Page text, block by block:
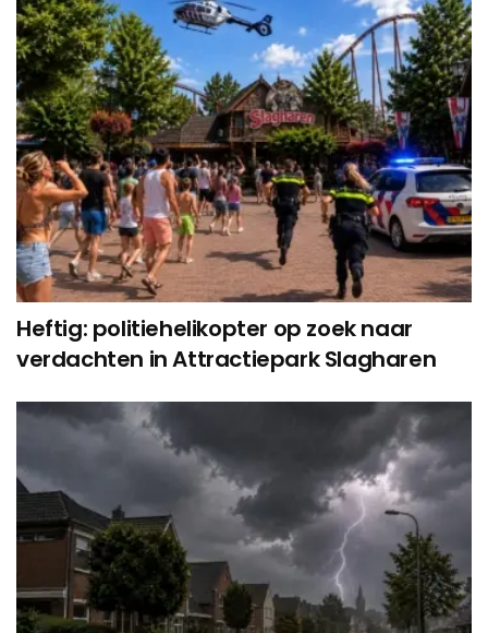
Heftig: politiehelikopter op zoek naar
verdachten in Attractiepark Slagharen